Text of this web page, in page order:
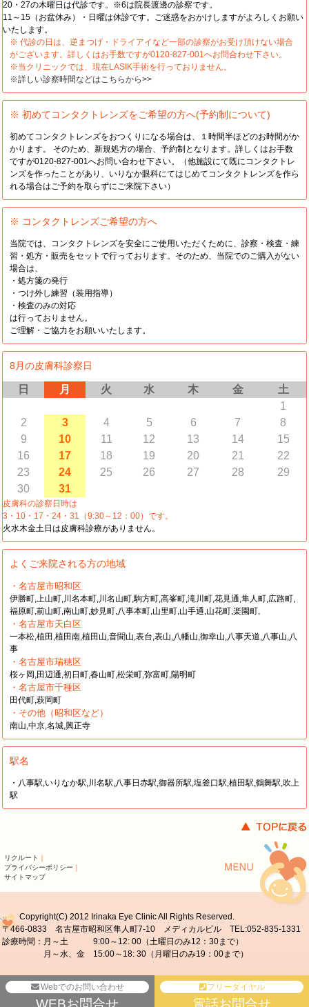
20・27の木曜日は代診です。※6は院長渡邊の診察です。
11～15（お盆休み）・日曜は休診です。ご迷惑をおかけしますがよろしくお願い
いたします。
※ 代診の日は、逆まつげ・ドライアイなど一部の診察がお受け頂けない場合
がございます。詳しくはお手数ですが0120-827-001へお問合わせ下さい。
※当クリニックでは、現在LASIK手術を行っておりません。
※詳しい診察時間などはこちらから>>
※ 初めてコンタクトレンズをご希望の方へ(予約制について)
初めてコンタクトレンズをおつくりになる場合は、１時間半ほどのお時間がか
かります。 そのため、新規処方の場合、予約制となります。詳しくはお手数
ですが0120-827-001へお問い合わせ下さい。（他施設にて既にコンタクトレ
ンズを作ったことがあり、いりなか眼科にてはじめてコンタクトレンズを作ら
れる場合はご予約を取らずにご来院下さい）
※ コンタクトレンズご希望の方へ
当院では、コンタクトレンズを安全にご使用いただくために、診察・検査・練
習・処方・販売をセットで行っております。そのため、当院でのご購入がない
場合は、
・処方箋の発行
・つけ外し練習（装用指導）
・検査のみの対応
は行っておりません。
ご理解・ご協力をお願いいたします。
8月の皮膚科診察日
日 月 火 水 木 金
土
1
2
3 4 5 6 7
8
9
10 11 12 13 14
15
16
17 18 19 20 21
22
23
24 25 26 27 28
29
30
31
皮膚科の診察日時は
3・10・17・24・31（9:30～12：00）です。
火水木金土日は皮膚科診療がありません。
よくご来院される方の地域
・名古屋市昭和区
伊勝町,上山町,川名本町,川名山町,駒方町,高峯町,滝川町,花見通,隼人町,広路町,
福原町,前山町,南山町,妙見町,八事本町,山里町,山手通,山花町,楽園町,
・名古屋市天白区
一本松,植田,植田南,植田山,音聞山,表台,表山,八幡山,御幸山,八事天道,八事山,八
事
・名古屋市瑞穂区
桜ヶ岡,田辺通,初日町,春山町,松栄町,弥富町,陽明町
・名古屋市千種区
田代町,萩岡町
・その他（昭和区など）
南山,中京,名城,興正寺
駅名
・八事駅,いりなか駅,川名駅,八事日赤駅,御器所駅,塩釜口駅,植田駅,鶴舞駅,吹上
駅
リクルート
プライバシーポリシー
サイトマップ
Copyright(C) 2012 Irinaka Eye Clinic All Rights Reserved.
〒466-0833 名古屋市昭和区隼人町7-10 メディカルビル TEL:052-835-1331
診療時間：月～土 9:00～12: 00（土曜日のみ12：30まで）
月～水、金 15:00～18: 30（月曜日のみ19：00まで）
Webでのお問い合わせ
WEBお問合せ
フリーダイヤル
電話お問合せ